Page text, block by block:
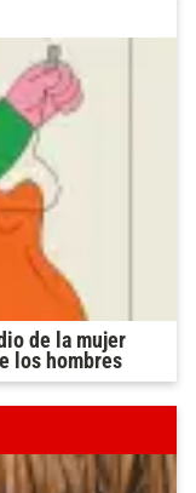
de la mujer
los hombres